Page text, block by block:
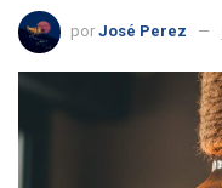
por José Perez